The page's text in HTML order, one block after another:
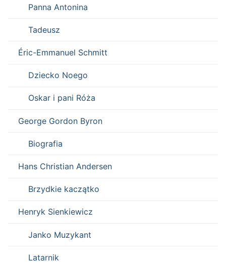
Panna Antonina
Tadeusz
Éric-Emmanuel Schmitt
Dziecko Noego
Oskar i pani Róża
George Gordon Byron
Biografia
Hans Christian Andersen
Brzydkie kaczątko
Henryk Sienkiewicz
Janko Muzykant
Latarnik